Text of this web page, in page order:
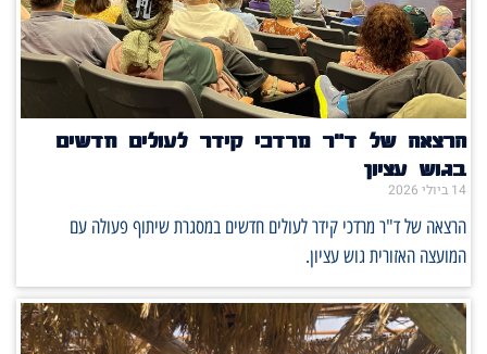
הרצאה של ד"ר מרדכי קידר לעולים חדשים
בגוש עציון
14 ביולי 2026
הרצאה של ד"ר מרדכי קידר לעולים חדשים במסגרת שיתוף פעולה עם
המועצה האזורית גוש עציון.